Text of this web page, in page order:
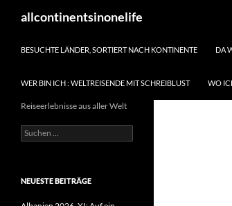
Inhaltallcontinentsinonelife
BESUCHTE LÄNDER, SORTIERT NACH KONTINENTE DA
WER BIN ICH : WELTREISENDE MIT SCHREIBLUST WO
Reiseerlebnisse aus aller Welt
Suchen
nach:
NEUESTE BEITRÄGE